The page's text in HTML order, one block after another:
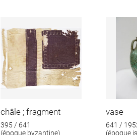
châle ; fragment
395 / 641
(époque byzantine)
vase
641 /
(époque